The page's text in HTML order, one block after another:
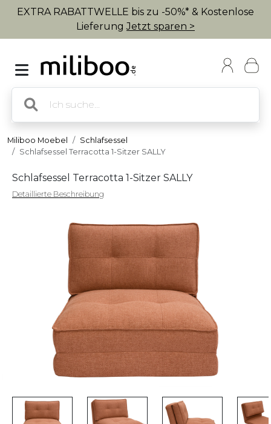
EXTRA RABATTWELLE bis zu -50%* & Kostenlose
LieferungJetzt sparen >
Miliboo Moebel
Schlafsessel
Schlafsessel Terracotta 1-Sitzer SALLY
Schlafsessel Terracotta 1-Sitzer SALLY
Detaillierte Beschreibung